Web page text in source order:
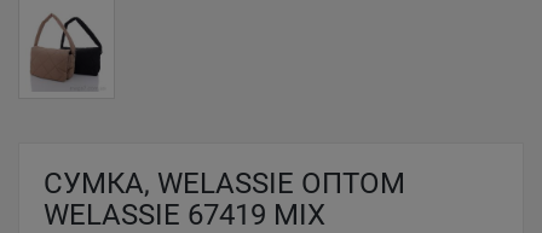
СУМКА, WELASSIE ОПТОМ
WELASSIE 67419 MIX